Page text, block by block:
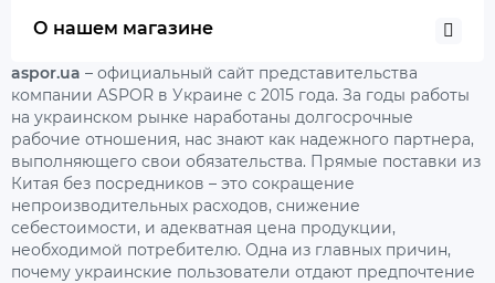
О нашем магазине
aspor.ua – официальный сайт представительства
компании ASPOR в Украине с 2015 года. За годы работы
на украинском рынке наработаны долгосрочные
рабочие отношения, нас знают как надежного партнера,
выполняющего свои обязательства. Прямые поставки из
Китая без посредников – это сокращение
непроизводительных расходов, снижение
себестоимости, и адекватная цена продукции,
необходимой потребителю. Одна из главных причин,
почему украинские пользователи отдают предпочтение